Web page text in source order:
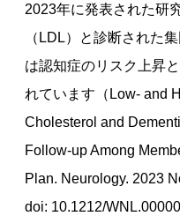
2023年に発表された研
（LDL）と診断された
は認知症のリスク上昇
れています（Low- and
Cholesterol and
Follow-up Among
Plan. Neurology. 2023
doi: 10.1212/